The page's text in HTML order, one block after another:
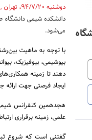
دوشنبه 94/7/20 ،تهران
می‌شود.
با توجه به ماهیت
بیوشیمی، بیوفیزیک،
دهند تا زمینه
ایجاد فرصتی جهت
هجدهمین کنفرانس
علمی، زمینه برقراری